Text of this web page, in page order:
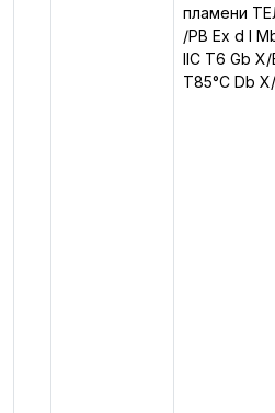
пламени
/PB Ex d I
IIC T6 Gb X/
T85°C Db X/